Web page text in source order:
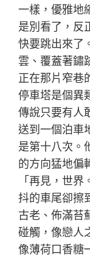
一樣，優雅地
是別看了，反
快要跳出來了
雲、覆蓋著鏽
正在那片窄巷
停車塔是個異
傳說只要有人
送到一個泊車
是第十八次。
的方向猛地偏
「再見，世
抖的車尾卻擦
古老、佈滿苔
碰觸，像戀人
像薄荷口香糖